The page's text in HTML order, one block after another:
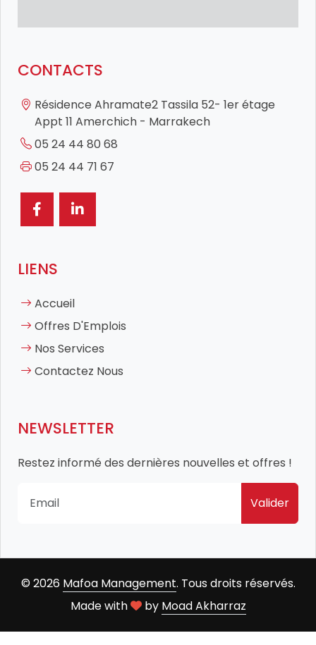
CONTACTS
Résidence Ahramate2 Tassila 52- 1er étage
Appt 11 Amerchich - Marrakech
05 24 44 80 68
05 24 44 71 67
LIENS
Accueil
Offres D'Emplois
Nos Services
Contactez Nous
NEWSLETTER
Restez informé des dernières nouvelles et offres !
Valider
© 2026 Mafoa Management. Tous droits réservés.
Made with
by Moad Akharraz